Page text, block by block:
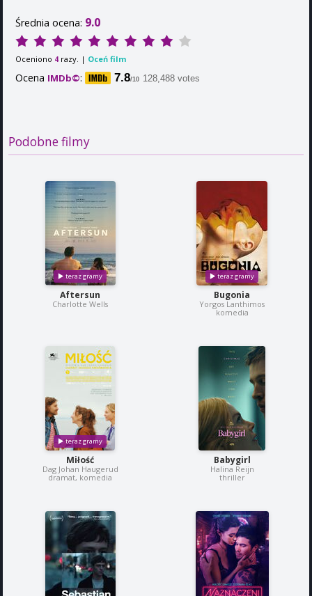
Średnia ocena: 9.0
Oceniono 4 razy. | Oceń film
Ocena IMDb©: 7.8/10 128,488 votes
Podobne filmy
Aftersun
Charlotte Wells
Bugonia
Yorgos Lanthimos
komedia
Miłość
Dag Johan Haugerud
dramat, komedia
Babygirl
Halina Reijn
thriller